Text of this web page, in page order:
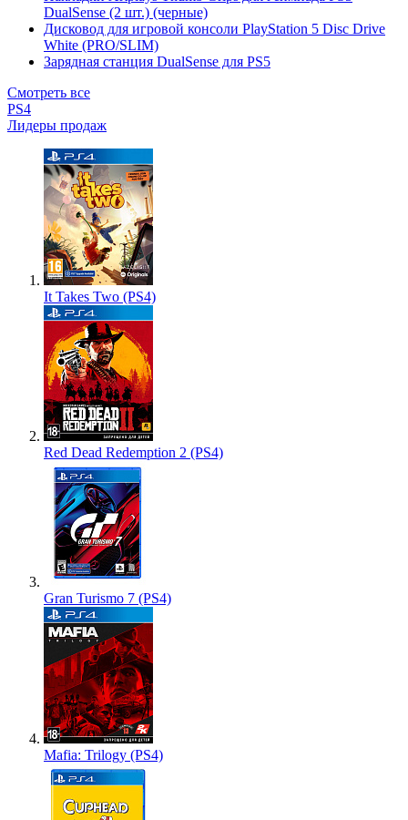
DualSense (2 шт.) (черные)
Дисковод для игровой консоли PlayStation 5 Disc Drive
White (PRO/SLIM)
Зарядная станция DualSense для PS5
Смотреть все
PS4
Лидеры продаж
It Takes Two (PS4)
Red Dead Redemption 2 (PS4)
Gran Turismo 7 (PS4)
Mafia: Trilogy (PS4)